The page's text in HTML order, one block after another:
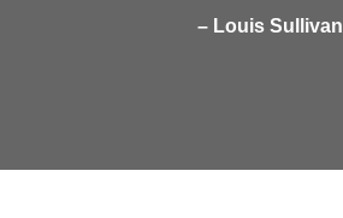
– Louis Sullivan